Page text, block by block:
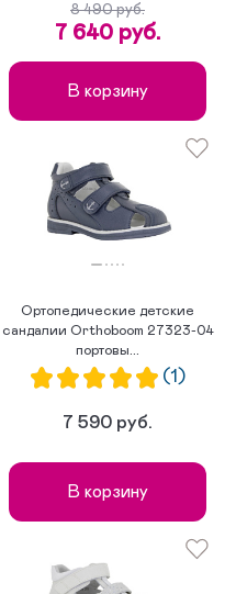
8 490 руб.
7 640 руб.
В корзину
Ортопедические детские
сандалии Orthoboom 27323-04
портовы...
(1)
7 590 руб.
В корзину